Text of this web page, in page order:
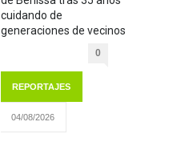
cuidando de
generaciones de vecinos
0
REPORTAJES
04/08/2026